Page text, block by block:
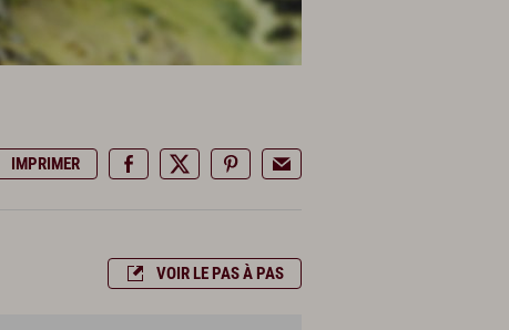
IMPRIMER
VOIR LE PAS À PAS